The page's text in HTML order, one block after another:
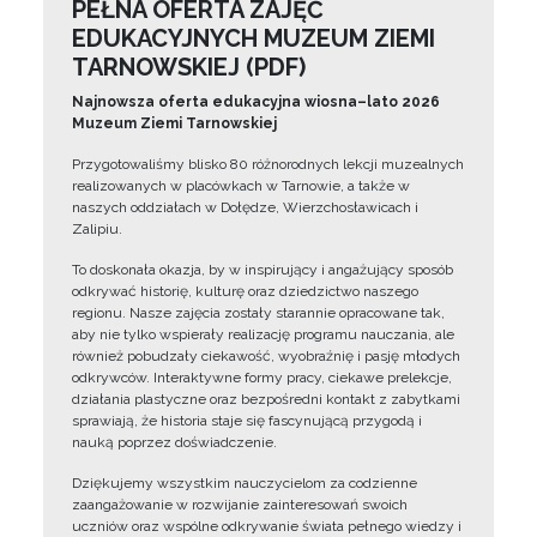
PEŁNA OFERTA ZAJĘĆ
EDUKACYJNYCH MUZEUM ZIEMI
TARNOWSKIEJ (PDF)
Najnowsza oferta edukacyjna wiosna–lato 2026
Muzeum Ziemi Tarnowskiej
Przygotowaliśmy blisko 80 różnorodnych lekcji muzealnych
realizowanych w placówkach w Tarnowie, a także w
naszych oddziałach w Dołędze, Wierzchosławicach i
Zalipiu.
To doskonała okazja, by w inspirujący i angażujący sposób
odkrywać historię, kulturę oraz dziedzictwo naszego
regionu. Nasze zajęcia zostały starannie opracowane tak,
aby nie tylko wspierały realizację programu nauczania, ale
również pobudzały ciekawość, wyobraźnię i pasję młodych
odkrywców. Interaktywne formy pracy, ciekawe prelekcje,
działania plastyczne oraz bezpośredni kontakt z zabytkami
sprawiają, że historia staje się fascynującą przygodą i
nauką poprzez doświadczenie.
Dziękujemy wszystkim nauczycielom za codzienne
zaangażowanie w rozwijanie zainteresowań swoich
uczniów oraz wspólne odkrywanie świata pełnego wiedzy i